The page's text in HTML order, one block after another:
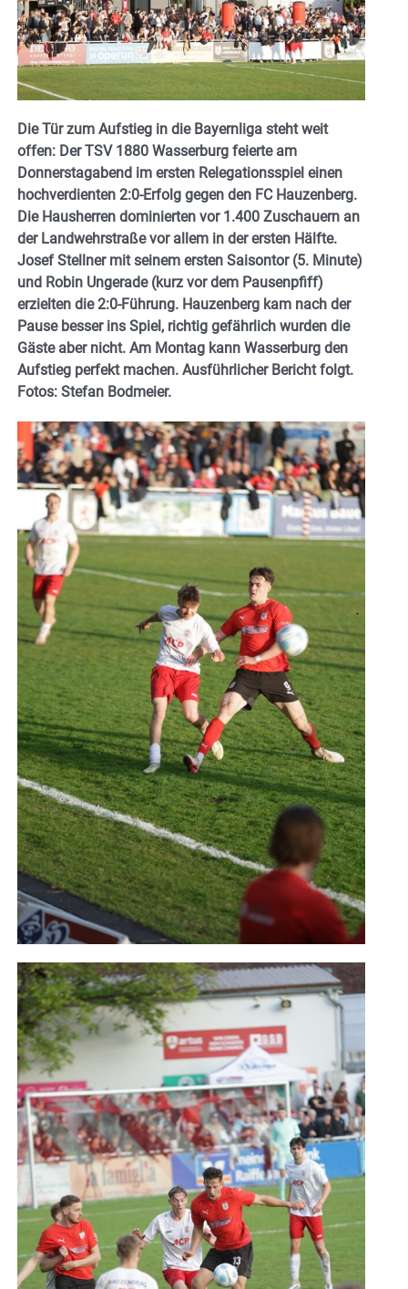
Die Tür zum Aufstieg in die Bayernliga steht weit
offen: Der TSV 1880 Wasserburg feierte am
Donnerstagabend im ersten Relegationsspiel einen
hochverdienten 2:0-Erfolg gegen den FC Hauzenberg.
Die Hausherren dominierten vor 1.400 Zuschauern an
der Landwehrstraße vor allem in der ersten Hälfte.
Josef Stellner mit seinem ersten Saisontor (5. Minute)
und Robin Ungerade (kurz vor dem Pausenpfiff)
erzielten die 2:0-Führung. Hauzenberg kam nach der
Pause besser ins Spiel, richtig gefährlich wurden die
Gäste aber nicht. Am Montag kann Wasserburg den
Aufstieg perfekt machen. Ausführlicher Bericht folgt.
Fotos: Stefan Bodmeier.